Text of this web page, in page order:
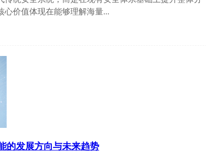
心价值体现在能够理解海量...
的发展方向与未来趋势